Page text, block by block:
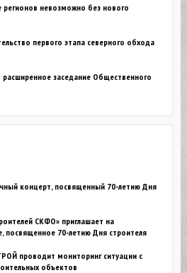
невозможно без нового
первого этапа северного обхода
заседание Общественного
концерт, посвященный 70-летию Дня
СКФО» приглашает на
посвященное 70-летию Дня строителя
проводит мониторинг ситуации с
объектов